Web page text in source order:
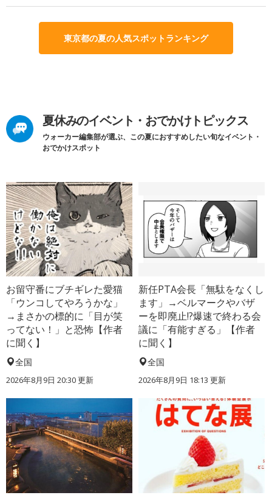
東京都の夏の人気スポットランキング
夏休みのイベント・おでかけトピックス
ウォーカー編集部が選ぶ、この夏におすすめしたい旬なイベント・
おでかけスポット
お留守番にブチギレた愛猫
「ウンコしてやろうかな」
→まさかの標的に「目が笑
ってない！」と恐怖【作者
に聞く】
全国
2026年8月9日 20:30更新
新任PTA会長「無駄をなくし
ます」→ベルマークやバザ
ーを即廃止!?爆速で終わる会
議に「有能すぎる」【作者
に聞く】
全国
2026年8月9日 18:13 更新